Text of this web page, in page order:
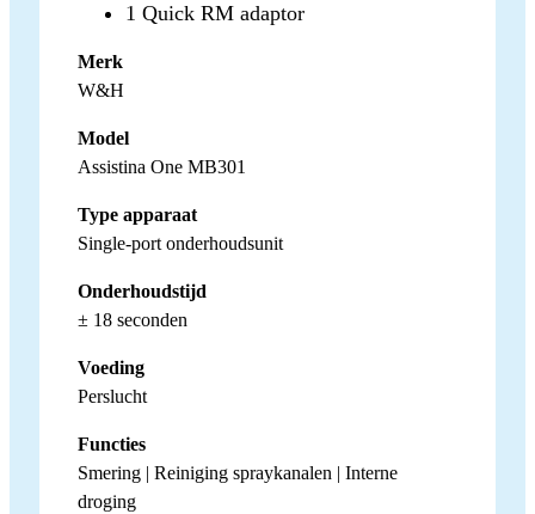
1 Quick RM adaptor
Merk
W&H
Model
Assistina One MB301
Type apparaat
Single-port onderhoudsunit
Onderhoudstijd
± 18 seconden
Voeding
Perslucht
Functies
Smering | Reiniging spraykanalen | Interne
droging